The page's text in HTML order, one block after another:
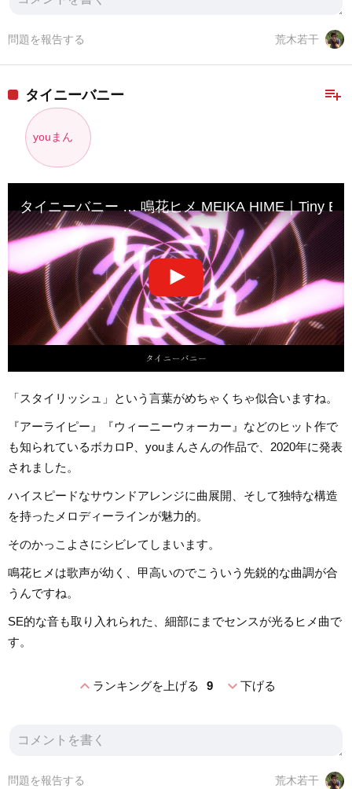
荒木若干
問題を報告する
playlist_add
タイニーバニー
youまん
タイニーバニー … 鳴花ヒメ MEIKA HIME｜Tiny
「スタイリッシュ」という言葉がめちゃくちゃ似合いますね。
『アーライピー』『ウィーニーウォーカー』などのヒット作で
も知られているボカロP、youまんさんの作品で、2020年に発表
されました。
ハイスピードなサウンドアレンジに曲展開、そして独特な構造
を持ったメロディーラインが魅力的。
そのかっこよさにシビレてしまいます。
鳴花ヒメは歌声が幼く、甲高いのでこういう先鋭的な曲調が合
うんですね。
SE的な音も取り入れられた、細部にまでセンスが光るヒメ曲で
す。
expand_lessランキングを上げる 9 expand_more下げる
荒木若干
問題を報告する